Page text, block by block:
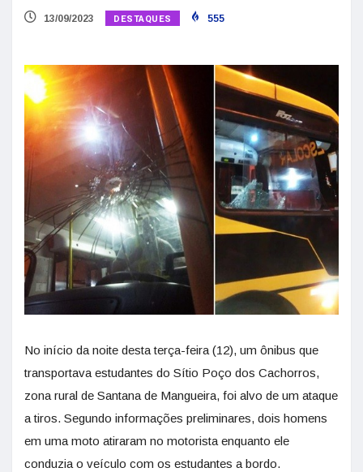
13/09/2023 DESTAQUES 555
No início da noite desta terça-feira (12), um ônibus que
transportava estudantes do Sítio Poço dos Cachorros,
zona rural de Santana de Mangueira, foi alvo de um ataque
a tiros. Segundo informações preliminares, dois homens
em uma moto atiraram no motorista enquanto ele
conduzia o veículo com os estudantes a bordo.